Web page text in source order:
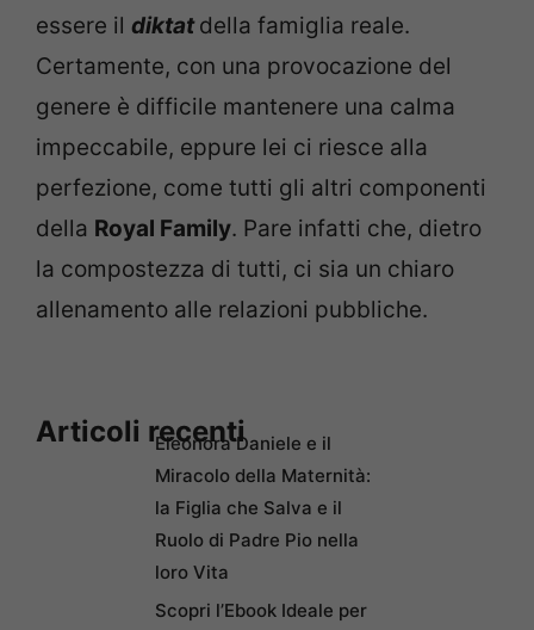
essere il diktat della famiglia reale.
Certamente, con una provocazione del
genere è difficile mantenere una calma
impeccabile, eppure lei ci riesce alla
perfezione, come tutti gli altri componenti
della Royal Family. Pare infatti che, dietro
la compostezza di tutti, ci sia un chiaro
allenamento alle relazioni pubbliche.
Articoli recentiEleonora Daniele e il
Miracolo della Maternità:
la Figlia che Salva e il
Ruolo di Padre Pio nella
loro Vita
Scopri l’Ebook Ideale per